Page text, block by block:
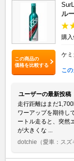
この商品の
価格を比較する
ル
購
ケミ
こ
ユーザーの最新投稿
走行距離はまだ
ワーアップを期待し
ートル走ると、突然
が大きくな ...
dotchie （愛車：ス